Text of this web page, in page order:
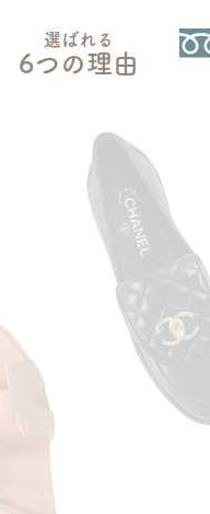
選ばれる
6つの理由